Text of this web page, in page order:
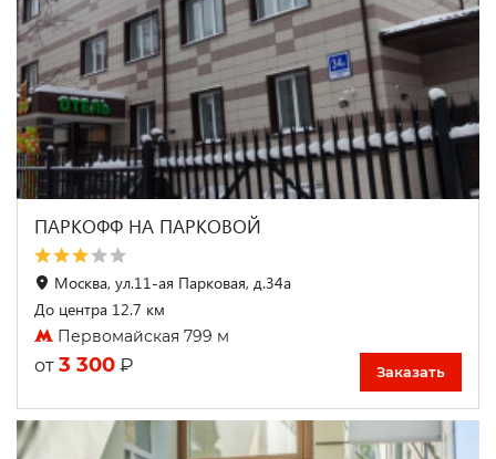
ПАРКОФФ НА ПАРКОВОЙ
Москва, ул.11-ая Парковая, д.34а
До центра 12.7 км
Первомайская 799 м
от 3 300 ₽ Заказать